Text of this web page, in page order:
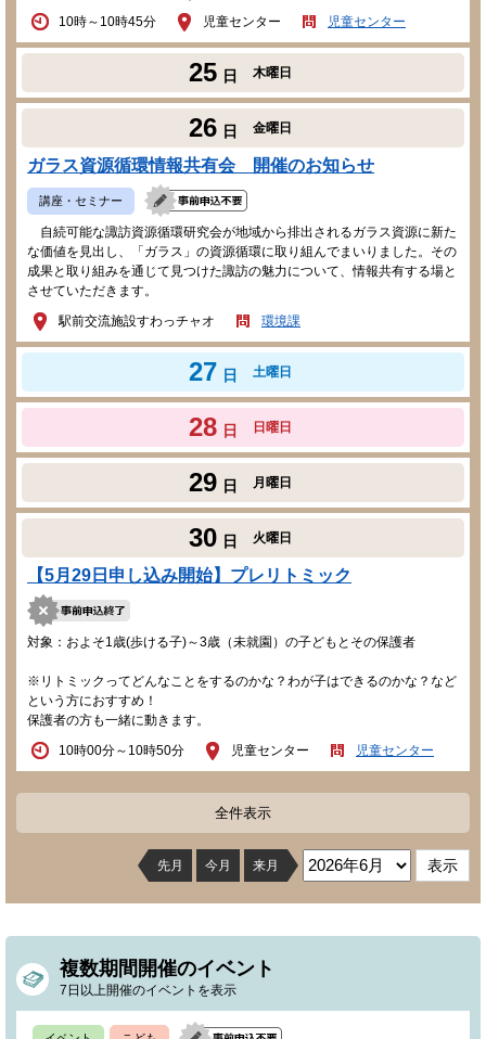
10時～10時45分 児童センター 児童センター
25 日 木曜日
26 日 金曜日
ガラス資源循環情報共有会 開催のお知らせ
講座・セミナー
自続可能な諏訪資源循環研究会が地域から排出されるガラス資源に新た
な価値を見出し、「ガラス」の資源循環に取り組んでまいりました。その
成果と取り組みを通じて見つけた諏訪の魅力について、情報共有する場と
させていただきます。
駅前交流施設すわっチャオ
環境課
27 日 土曜日
28 日 日曜日
29 日 月曜日
30 日 火曜日
【5月29日申し込み開始】プレリトミック
対象：およそ1歳(歩ける子)～3歳（未就園）の子どもとその保護者
※リトミックってどんなことをするのかな？わが子はできるのかな？など
という方におすすめ！
保護者の方も一緒に動きます。
10時00分～10時50分
児童センター 児童センター
全件表示
先月 今月 来月
複数期間開催のイベント
7日以上開催のイベントを表示